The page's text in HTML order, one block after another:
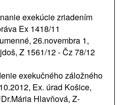
exekúcie zriadením
Ex 1418/11
26.novembra 1,
Z 1561/12 - Čz 78/12
exekučného záložného
Ex. úrad Košice,
Hlavňová, Z-